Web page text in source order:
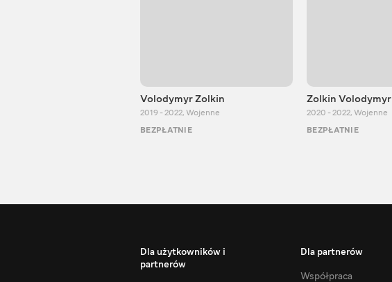
Volodymyr Zolkin
2019 - 2022, Wojenne
BEZPŁATNIE
Zolkin Volodymyr
2020 - 2022, Wojenne
BEZPŁATNIE
Dla użytkowników i
partnerów
Dla partnerów
Współpraca